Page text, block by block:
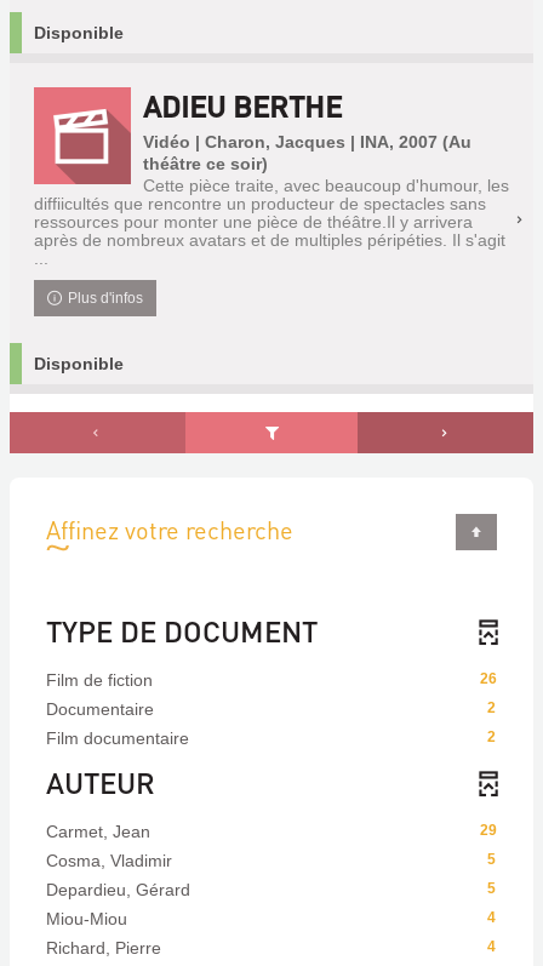
Disponible
ADIEU BERTHE
Vidéo | Charon, Jacques | INA, 2007 (Au
théâtre ce soir)
Cette pièce traite, avec beaucoup d'humour, les
diffiicultés que rencontre un producteur de spectacles sans
ressources pour monter une pièce de théâtre.Il y arrivera
après de nombreux avatars et de multiples péripéties. Il s'agit
...
Plus d'infos
Disponible
Affinez votre recherche
TYPE DE DOCUMENT
26
Film de fiction
2
Documentaire
2
Film documentaire
AUTEUR
29
Carmet, Jean
5
Cosma, Vladimir
5
Depardieu, Gérard
4
Miou-Miou
4
Richard, Pierre